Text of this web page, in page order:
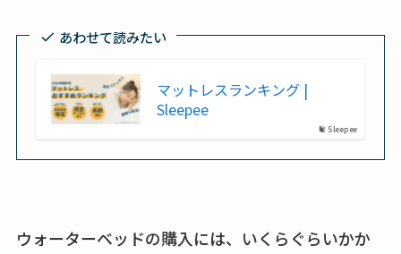
あわせて読みたい
Sleepee
マットレスランキング |
Sleepee
ウォーターベッドの購入には、いくらぐらいかか